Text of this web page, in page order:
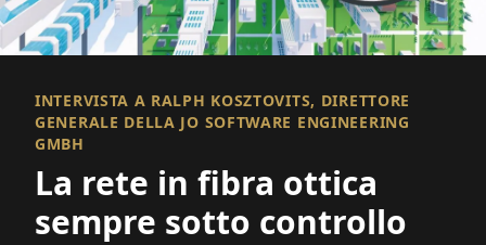
INTERVISTA A RALPH KOSZTOVITS, DIRETTORE
GENERALE DELLA JO SOFTWARE ENGINEERING
GMBH
La rete in fibra ottica
sempre sotto controllo